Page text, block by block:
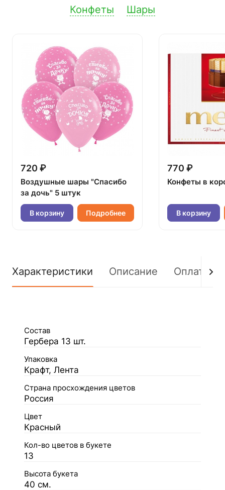
Конфеты Шары
720 ₽
Воздушные шары "Спасибо
за дочь" 5 штук
В корзину Подробнее
770 ₽
Конфеты в
В корзину
Характеристики Описание Оплата
Состав
Гербера 13 шт.
Упаковка
Крафт, Лента
Страна просхождения цветов
Россия
Цвет
Красный
Кол-во цветов в букете
13
Высота букета
40 см.